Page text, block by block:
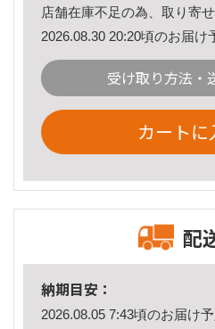
店舗在庫不足の為、取り寄
2026.08.30 20:20頃のお届け
受け取り方法・
カートに
配
納期目安：
2026.08.05 7:43頃のお届け予